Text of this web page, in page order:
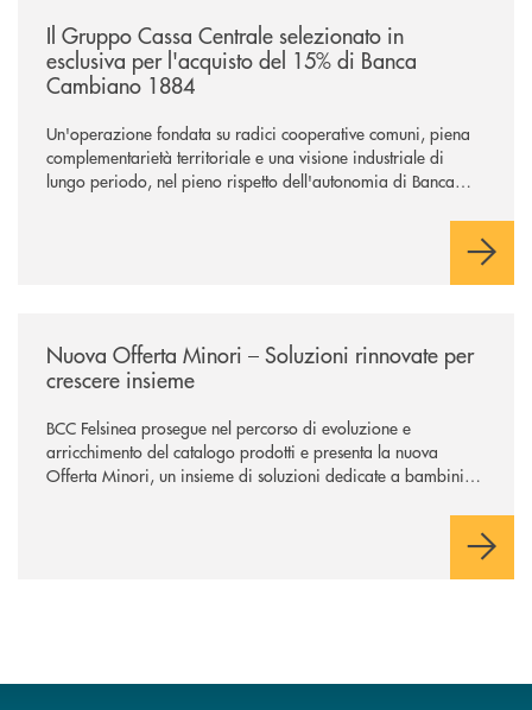
Il Gruppo Cassa Centrale selezionato in
esclusiva per l'acquisto del 15% di Banca
Cambiano 1884
Un'operazione fondata su radici cooperative comuni, piena
complementarietà territoriale e una visione industriale di
lungo periodo, nel pieno rispetto dell'autonomia di Banca
negoziazione esclusiva per la finalizzazione dell’operazione.
Nuova Offerta Minori – Soluzioni rinnovate per
crescere insieme
BCC Felsinea prosegue nel percorso di evoluzione e
arricchimento del catalogo prodotti e presenta la nuova
Offerta Minori, un insieme di soluzioni dedicate a bambini e
sviluppo di una relazione consapevole con il denaro, sempre